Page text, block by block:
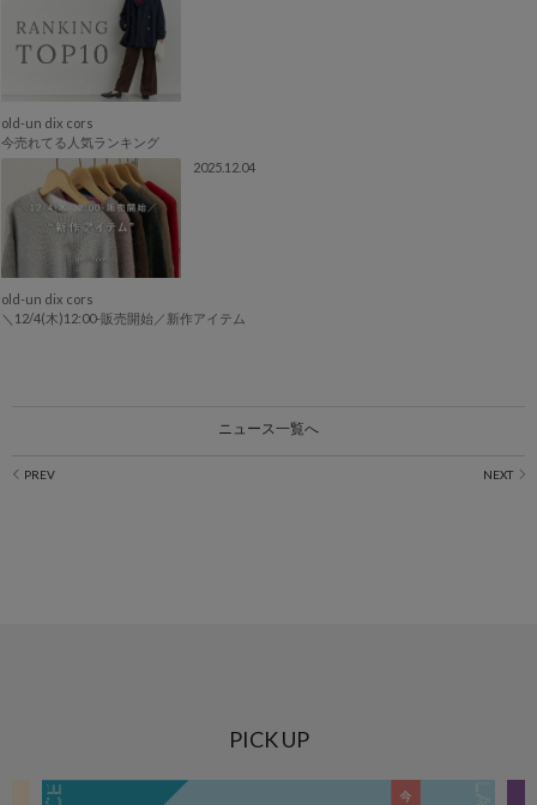
old-un dix cors
今売れてる人気ランキング
2025.12.04
old-un dix cors
＼12/4(木)12:00-販売開始／新作アイテム
ニュース一覧へ
PICK UP